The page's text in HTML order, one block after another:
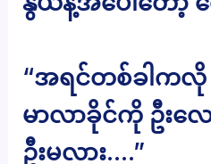
“အရင်တစ်ခါကလို
မာလာခိုင်ကို ဦးလေ
ဦးမလား….”